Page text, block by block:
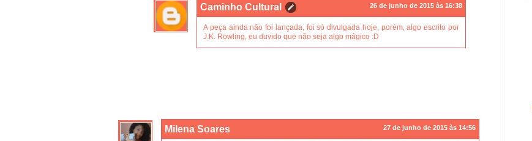
Caminho Cultural 26 de junho de 2015 às 16:38
A peça ainda não foi lançada, foi só divulgada hoje, porém, algo escrito por
J.K. Rowling, eu duvido que não seja algo mágico :D
Milena Soares 27 de junho de 2015 às 14:56